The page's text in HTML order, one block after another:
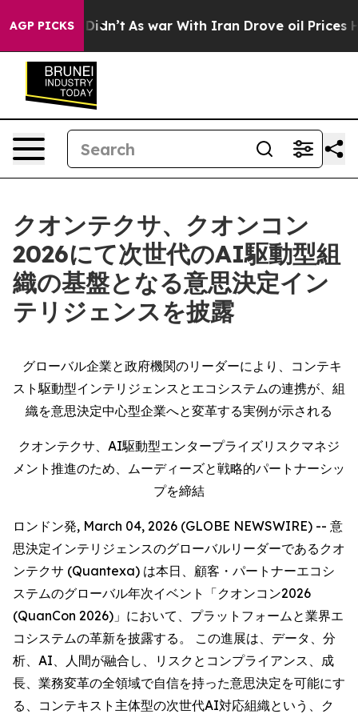
AGP PICKS
it Didn’t As war With Iran Drove oil Prices
クオンテクサ、クオンコン
2026にて次世代のAI駆動型組
織の基盤となる意思決定イン
テリジェンスを披露
グローバル企業と政府機関のリーダーにより、コンテキ
スト駆動型インテリジェンスとエコシステムの連携が、組
織を意思決定中心型企業へと変革する実例が示される
クオンテクサ、AI駆動型エンタープライズリスクマネジ
メント推進のため、ムーディーズと戦略的パートナーシッ
プを締結
ロンドン発, March 04, 2026 (GLOBE NEWSWIRE) -- 意
思決定インテリジェンスのグローバルリーダーであるクオ
ンテクサ (Quantexa) は本日、顧客・パートナーエコシ
ステムのグローバル年次イベント「クオンコン2026
(QuanCon 2026)」において、プラットフォームと業界エ
コシステムの革新を披露する。 この進展は、データ、分
析、AI、人間が融合し、リスクとコンプライアンス、成
長、業務変革の全領域で自信を持った意思決定を可能にす
る、コンテキスト主体型の次世代AI対応組織という、ク